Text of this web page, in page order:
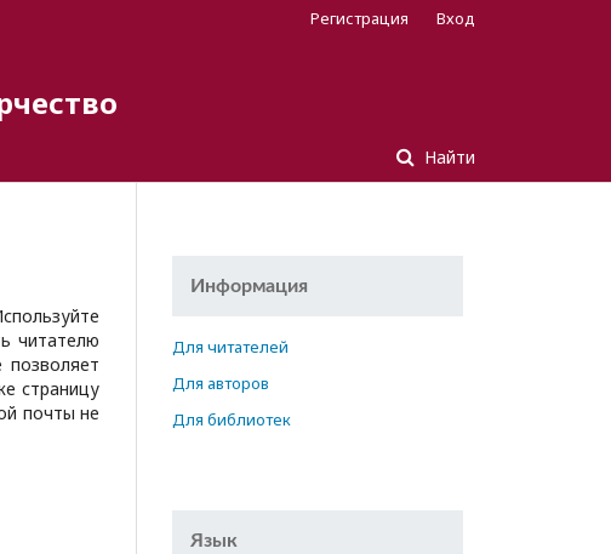
Найти
Регистрация Вход
читателю
страницу
почты не
Информация
Для читателей
Для авторов
Для библиотек
Язык